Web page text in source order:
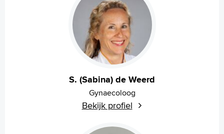
S. (Sabina) de Weerd
Gynaecoloog
Bekijk profiel